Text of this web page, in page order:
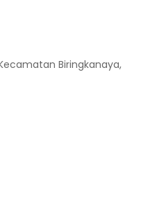
Biringkanaya,